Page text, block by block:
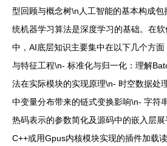
型回顾与概念树\n人工智能的基本构成
统机器学习算法是深度学习的基础。在
中，AI底层知识主要集中在以下几个方
与特征工程\n- 标准化与归一化：理解
法在实际模块的实现原理\n- 时空数据处
中变量分布带来的链式变换影响\n- 字符
热码表示的参数简化及源码中的嵌入层
C++或用Gpus内核模块实现的插件加载